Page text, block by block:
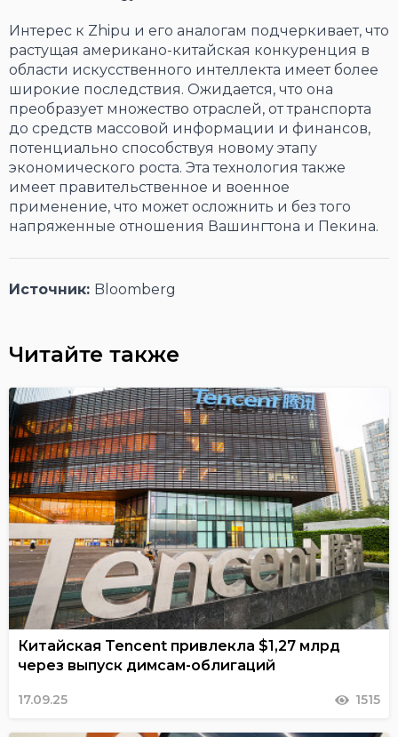
Интерес к Zhipu и его аналогам подчеркивает, что
растущая американо-китайская конкуренция в
области искусственного интеллекта имеет более
широкие последствия. Ожидается, что она
преобразует множество отраслей, от транспорта
до средств массовой информации и финансов,
потенциально способствуя новому этапу
экономического роста. Эта технология также
имеет правительственное и военное
применение, что может осложнить и без того
напряженные отношения Вашингтона и Пекина.
Источник: Bloomberg
Читайте также
Китайская Tencent привлекла $1,27 млрд
через выпуск димсам-облигаций
17.09.25 1515